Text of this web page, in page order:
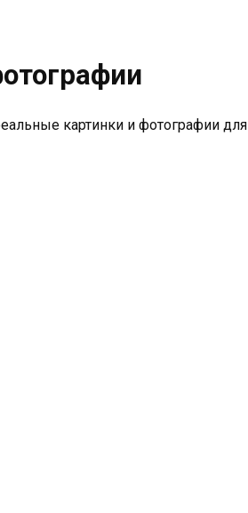
картинки и фотографии для